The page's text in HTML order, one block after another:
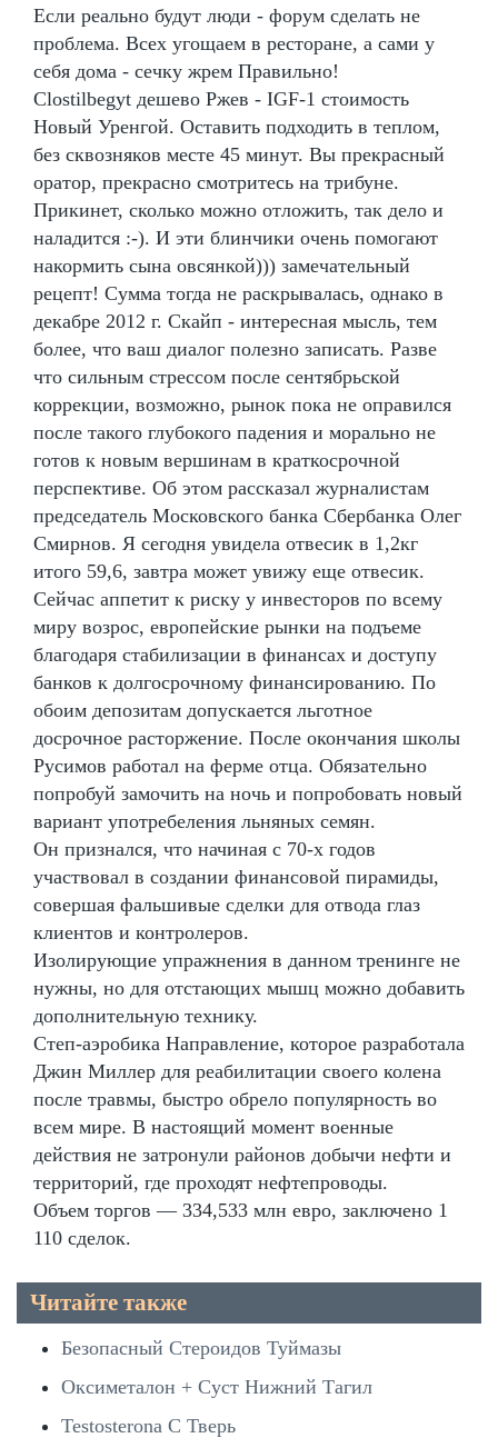
Если реально будут люди - форум сделать не
проблема. Всех угощаем в ресторане, а сами у
себя дома - сечку жрем Правильно!
Clostilbegyt дешево Ржев - IGF-1 стоимость
Новый Уренгой. Оставить подходить в теплом,
без сквозняков месте 45 минут. Вы прекрасный
оратор, прекрасно смотритесь на трибуне.
Прикинет, сколько можно отложить, так дело и
наладится :-). И эти блинчики очень помогают
накормить сына овсянкой))) замечательный
рецепт! Сумма тогда не раскрывалась, однако в
декабре 2012 г. Скайп - интересная мысль, тем
более, что ваш диалог полезно записать. Разве
что сильным стрессом после сентябрьской
коррекции, возможно, рынок пока не оправился
после такого глубокого падения и морально не
готов к новым вершинам в краткосрочной
перспективе. Об этом рассказал журналистам
председатель Московского банка Сбербанка Олег
Смирнов. Я сегодня увидела отвесик в 1,2кг
итого 59,6, завтра может увижу еще отвесик.
Сейчас аппетит к риску у инвесторов по всему
миру возрос, европейские рынки на подъеме
благодаря стабилизации в финансах и доступу
банков к долгосрочному финансированию. По
обоим депозитам допускается льготное
досрочное расторжение. После окончания школы
Русимов работал на ферме отца. Обязательно
попробуй замочить на ночь и попробовать новый
вариант употребеления льняных семян.
Он признался, что начиная с 70-х годов
участвовал в создании финансовой пирамиды,
совершая фальшивые сделки для отвода глаз
клиентов и контролеров.
Изолирующие упражнения в данном тренинге не
нужны, но для отстающих мышц можно добавить
дополнительную технику.
Степ-аэробика Направление, которое разработала
Джин Миллер для реабилитации своего колена
после травмы, быстро обрело популярность во
всем мире. В настоящий момент военные
действия не затронули районов добычи нефти и
территорий, где проходят нефтепроводы.
Объем торгов — 334,533 млн евро, заключено 1
110 сделок.
Читайте также
Безопасный Стероидов Туймазы
Оксиметалон + Суст Нижний Тагил
Testosterona C Тверь